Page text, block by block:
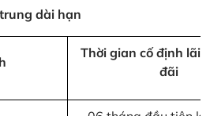
dài hạn
Thời gian cố định lãi
đãi